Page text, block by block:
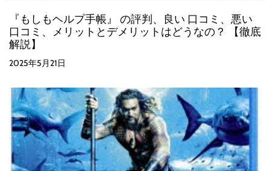
『もしもヘルプ手帳』 の評判、良い 口コミ、悪い
口コミ、メリットとデメリットはどうなの？ 【徹底
解説】
2025年5月21日